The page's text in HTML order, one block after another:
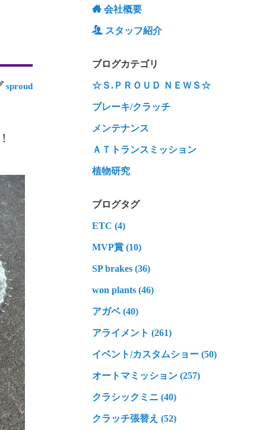
sproud
会社概要
スタッフ紹介
ブログカテゴリ
☆Ｓ.ＰＲＯＵＤ ＮＥＷＳ☆
ブレーキ/クラッチ
メンテナンス
ＡＴトランスミッション
植物研究
ブログタグ
ETC (4)
MVP賞 (10)
SP brakes (36)
won plants (46)
アガベ (40)
アライメント (261)
イベント/カスタムショー (50)
オートマミッション (257)
クラシックミニ (40)
クラッチ張替え (52)